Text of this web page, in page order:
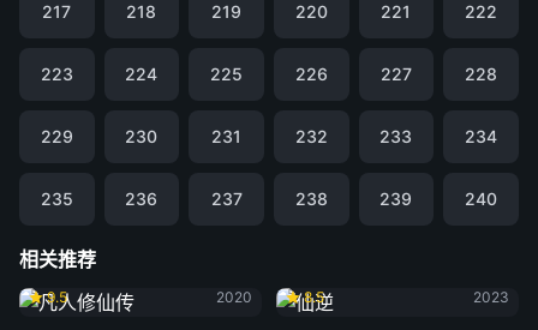
217 218 219 220 221 222
223 224 225 226 227 228
229 230 231 232 233 234
235 236 237 238 239 240
相关推荐
凡人修仙传
9.5
2020
8.5
2023
吞噬星空 合集
沧元图